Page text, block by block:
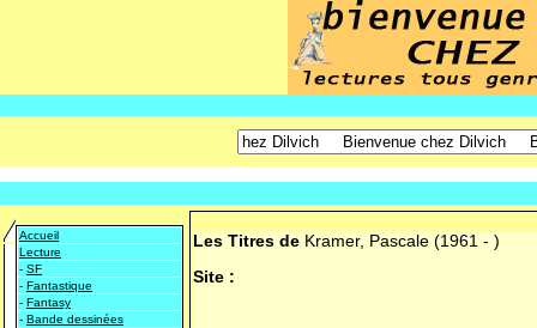
Accueil
Lecture
- SF
- Fantastique
- Fantasy
- Bande dessinées
Les Titres de Kramer, Pascale (1961 - )
Site :